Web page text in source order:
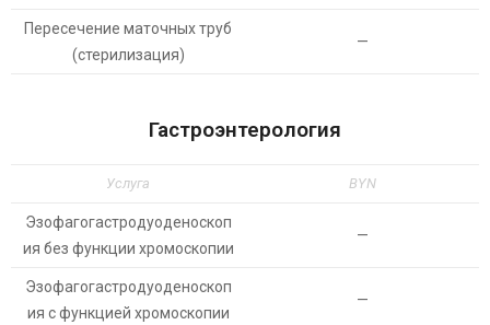
Пересечение маточных труб
(стерилизация)
—
Гастроэнтерология
Услуга BYN
Эзофагогастродуоденоскоп
ия без функции хромоскопии
—
Эзофагогастродуоденоскоп
ия с функцией хромоскопии
—